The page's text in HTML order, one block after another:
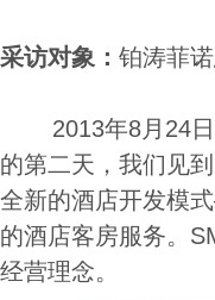
采访对象： 铂涛菲
2013年8月24日
的第二天，我们见
全新的酒店开发模
的酒店客房服务。
经营理念。